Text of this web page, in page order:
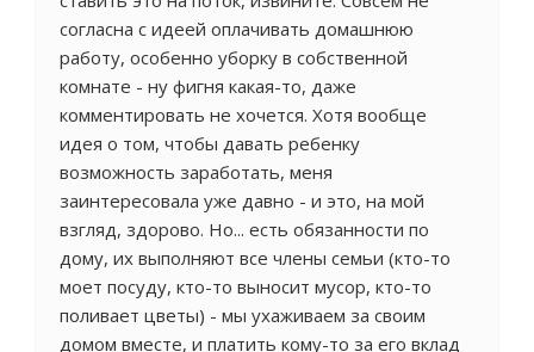
согласна с идеей оплачивать домашнюю
работу, особенно уборку в собственной
комнате - ну фигня какая-то, даже
комментировать не хочется. Хотя вообще
идея о том, чтобы давать ребенку
возможность заработать, меня
заинтересовала уже давно - и это, на мой
взгляд, здорово. Но... есть обязанности по
дому, их выполняют все члены семьи (кто-то
моет посуду, кто-то выносит мусор, кто-то
поливает цветы) - мы ухаживаем за своим
домом вместе, и платить кому-то за его вклад